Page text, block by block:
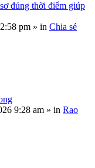
đúng thời điểm giúp
pm » in Chia sẻ
9:28 am » in Rao